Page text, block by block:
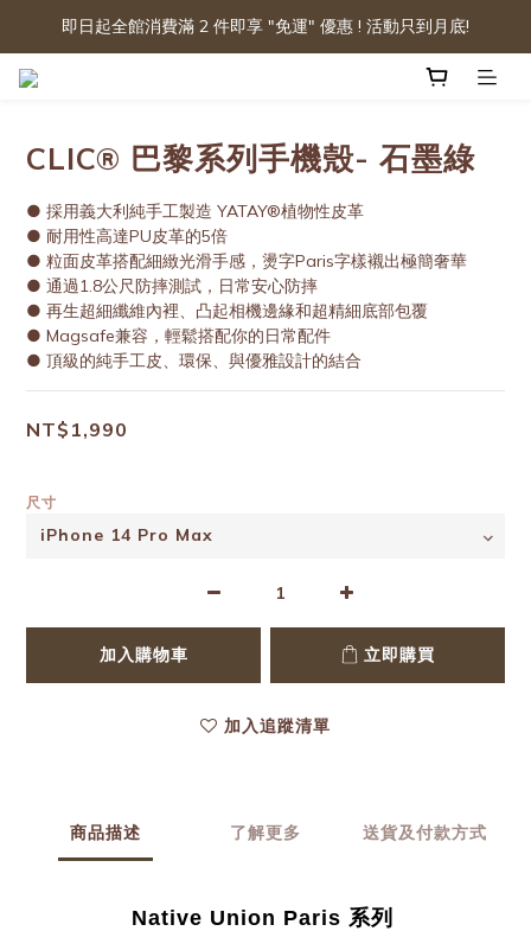
即日起全館消費滿 2 件即享 "免運" 優惠 ! 活動只到月底!
CLIC® 巴黎系列手機殼- 石墨綠
● 採用義大利純手工製造 YATAY®植物性皮革
● 耐用性高達PU皮革的5倍
● 粒面皮革搭配細緻光滑手感，燙字Paris字樣襯出極簡奢華
● 通過1.8公尺防摔測試，日常安心防摔
● 再生超細纖維內裡、凸起相機邊緣和超精細底部包覆
● Magsafe兼容，輕鬆搭配你的日常配件
● 頂級的純手工皮、環保、與優雅設計的結合
NT$1,990
尺寸
加入購物車 立即購買
加入追蹤清單
商品描述 了解更多 送貨及付款方式
Native Union Paris 系列